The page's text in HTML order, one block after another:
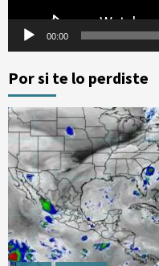
00:00
Por si te lo perdiste